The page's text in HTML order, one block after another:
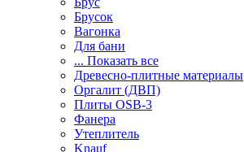
Брусок
Вагонка
Для бани
... Показать все
Древесно-плитные материалы
Оргалит (ДВП)
Плиты OSB-3
Фанера
Утеплитель
Knauf